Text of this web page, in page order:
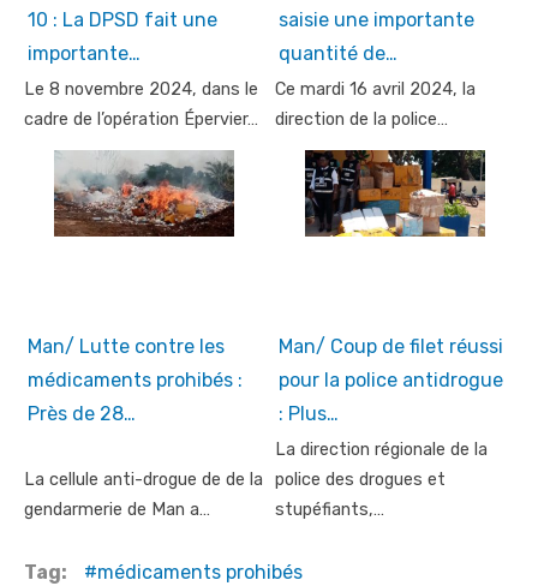
10 : La DPSD fait une
importante…
Le 8 novembre 2024, dans le
cadre de l’opération Épervier…
saisie une importante
quantité de…
Ce mardi 16 avril 2024, la
direction de la police…
Man/ Lutte contre les
médicaments prohibés :
Près de 28…
La cellule anti-drogue de de la
gendarmerie de Man a…
Man/ Coup de filet réussi
pour la police antidrogue
: Plus…
La direction régionale de la
police des drogues et
stupéfiants,…
Tag: médicaments prohibés